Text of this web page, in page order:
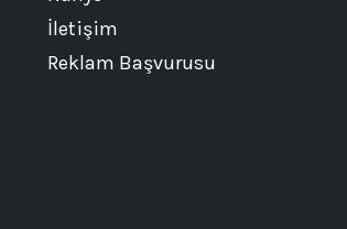
İletişim
Reklam Başvurusu